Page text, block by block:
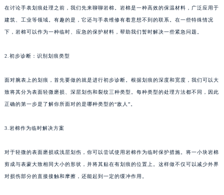
在讨论手表划痕处理之前，我们先来聊聊岩棉。岩棉是一种高效的保温材料，广泛应用于
建筑、工业等领域。有趣的是，它还与手表维修有着意想不到的联系。在一些特殊情况
下，岩棉可以作为一种临时、应急的保护材料，帮助我们暂时解决一些紧急问题。
2.初步诊断：识别划痕类型
面对腕表上的划痕，首先要做的就是进行初步诊断。根据划痕的深度和宽度，我们可以大
致将其分为表面轻微磨损、深层划伤和裂纹三种类型。每种类型的处理方法都不同，因此
正确的第一步是了解你所面对的是哪种类型的“敌人”。
3.岩棉作为临时解决方案
对于轻微的表面磨损或浅层划伤，你可以尝试使用岩棉作为临时保护措施。将一小块岩棉
剪成与表蒙大致相同大小的形状，并将其贴在有划痕的位置上。这样做不仅可以减少外界
对损伤部分的直接接触和摩擦，还能起到一定的缓冲作用。